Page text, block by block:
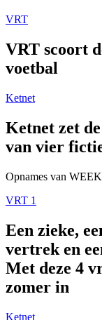
VRT
VRT scoort
voetbal
Ketnet
Ketnet zet
van vier
Opnames van
VRT 1
Een zieke,
vertrek en
Met deze 4
zomer in
Ketnet